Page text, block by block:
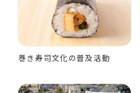
巻き寿司文化の普及活動